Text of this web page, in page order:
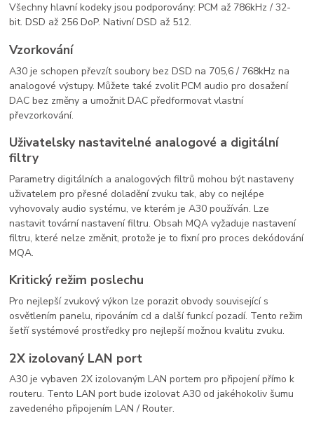
Všechny hlavní kodeky jsou podporovány: PCM až 786kHz / 32-
bit. DSD až 256 DoP. Nativní DSD až 512.
Vzorkování
A30 je schopen převzít soubory bez DSD na 705,6 / 768kHz na
analogové výstupy. Můžete také zvolit PCM audio pro dosažení
DAC bez změny a umožnit DAC předformovat vlastní
převzorkování.
Uživatelsky nastavitelné analogové a digitální
filtry
Parametry digitálních a analogových filtrů mohou být nastaveny
uživatelem pro přesné doladění zvuku tak, aby co nejlépe
vyhovovaly audio systému, ve kterém je A30 používán. Lze
nastavit tovární nastavení filtru. Obsah MQA vyžaduje nastavení
filtru, které nelze změnit, protože je to fixní pro proces dekódování
MQA.
Kritický režim poslechu
Pro nejlepší zvukový výkon lze porazit obvody související s
osvětlením panelu, ripováním cd a další funkcí pozadí. Tento režim
šetří systémové prostředky pro nejlepší možnou kvalitu zvuku.
2X izolovaný LAN port
A30 je vybaven 2X izolovaným LAN portem pro připojení přímo k
routeru. Tento LAN port bude izolovat A30 od jakéhokoliv šumu
zavedeného připojením LAN / Router.